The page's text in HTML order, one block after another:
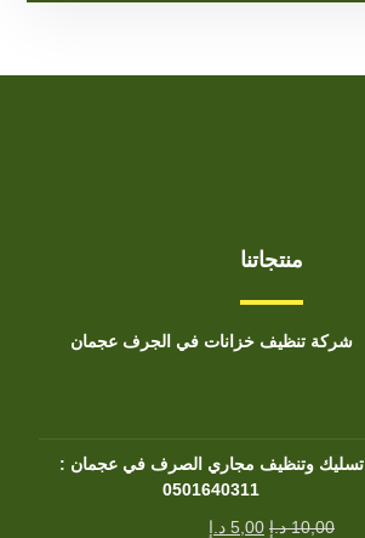
منتجاتنا
شركة تنظيف خزانات في الجرف عجمان
تسليك وتنظيف مجاري الصرف في عجمان :
0501640311
10,00 د.إ 5,00 د.إ